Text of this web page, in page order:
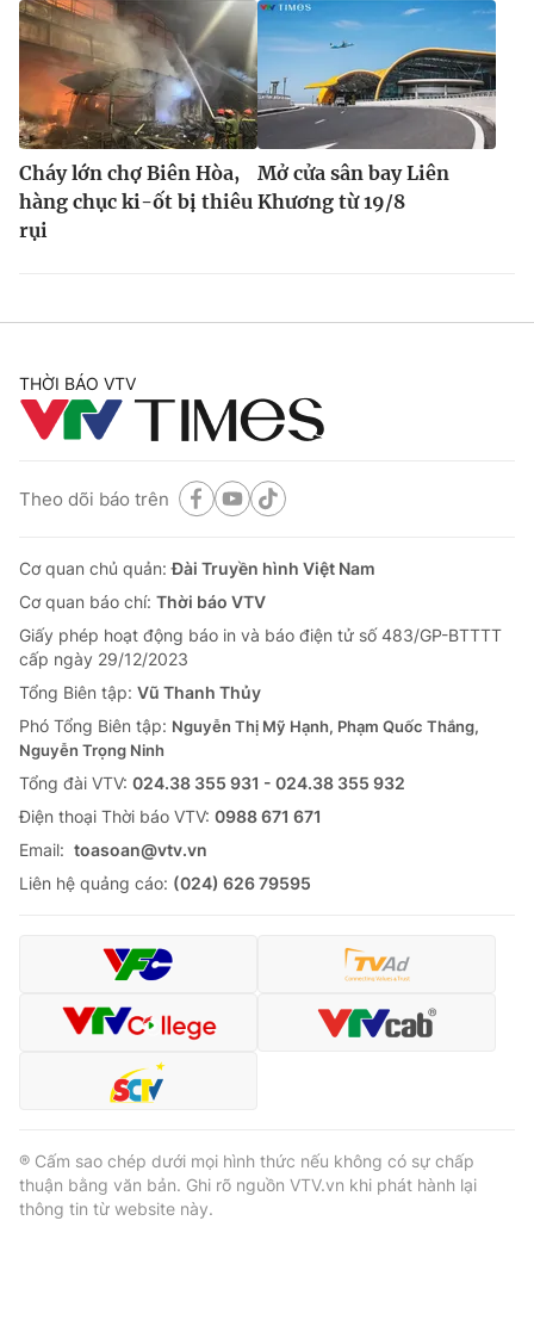
Cháy lớn chợ Biên Hòa,
hàng chục ki-ốt bị thiêu
rụi
Mở cửa sân bay Liên
Khương từ 19/8
THỜI BÁO VTV
Theo dõi báo trên
Cơ quan chủ quản:Đài Truyền hình Việt Nam
Cơ quan báo chí: Thời báo VTV
Giấy phép hoạt động báo in và báo điện tử số 483/GP-BTTTT
cấp ngày 29/12/2023
Tổng Biên tập: Vũ Thanh Thủy
Phó Tổng Biên tập: Nguyễn Thị Mỹ Hạnh, Phạm Quốc Thắng,
Nguyễn Trọng Ninh
Tổng đài VTV: 024.38 355 931 - 024.38 355 932
Ðiện thoại Thời báo VTV: 0988 671 671
Email: toasoan@vtv.vn
Liên hệ quảng cáo: (024) 626 79595
® Cấm sao chép dưới mọi hình thức nếu không có sự chấp
thuận bằng văn bản. Ghi rõ nguồn VTV.vn khi phát hành lại
thông tin từ website này.